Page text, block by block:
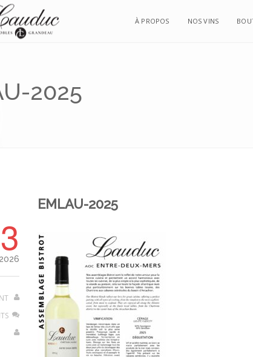
À PROPOS NOS VINS
2025
EMLAU-2025